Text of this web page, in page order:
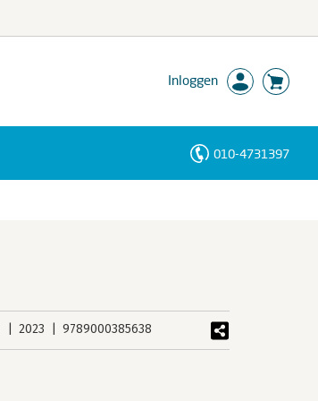
Inloggen
010-4731397
2023 9789000385638